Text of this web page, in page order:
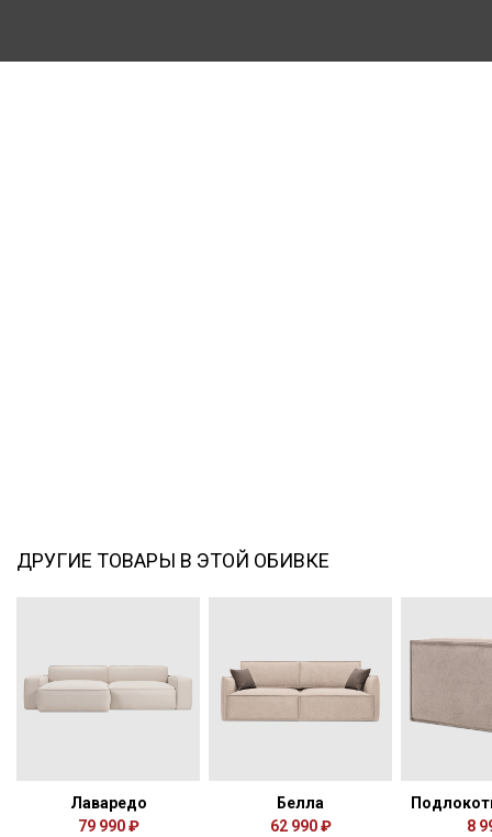
ДРУГИЕ ТОВАРЫ В ЭТОЙ ОБИВКЕ
Лаваредо
79 990 ₽
Белла
62 990 ₽
8